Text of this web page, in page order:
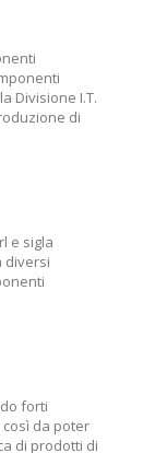
Divisione I.T.
di
e sigla
diversi
forti
da poter
di prodotti di